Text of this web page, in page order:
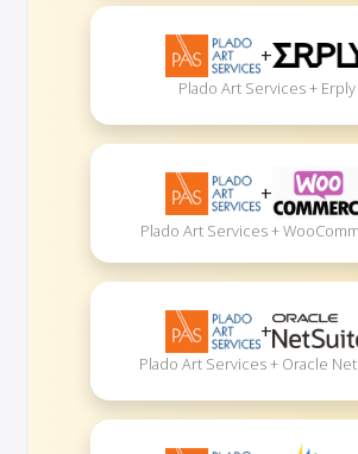
+
Plado Art Services + Erply
+
Plado Art Services +
+
Plado Art Services + Oracle